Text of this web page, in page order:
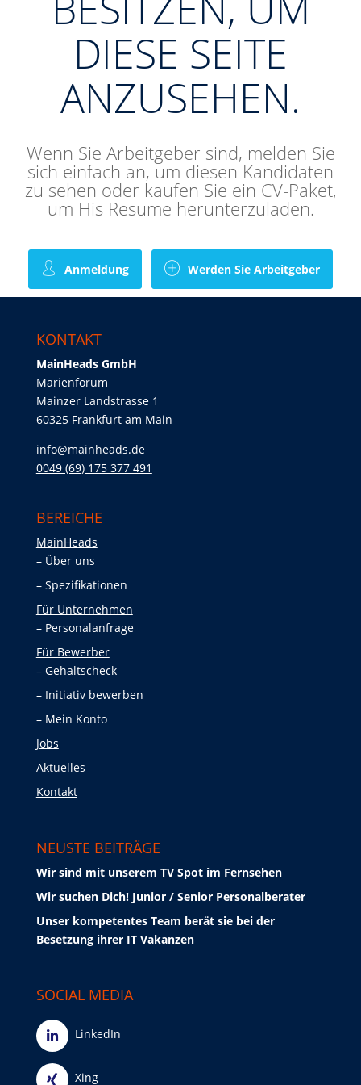
DIESE SEITE
ANZUSEHEN.
Wenn Sie Arbeitgeber sind, melden Sie
sich einfach an, um diesen Kandidaten
zu sehen oder kaufen Sie ein CV-Paket,
um His Resume herunterzuladen.
Anmeldung Werden Sie Arbeitgeber
KONTAKT
MainHeads GmbH
Marienforum
Mainzer Landstrasse 1
60325 Frankfurt am Main
info@mainheads.de
0049 (69) 175 377 491
BEREICHE
MainHeads
Über uns
Spezifikationen
Für Unternehmen
Personalanfrage
Für Bewerber
Gehaltscheck
Initiativ bewerben
Mein Konto
Jobs
Aktuelles
Kontakt
NEUSTE BEITRÄGE
Wir sind mit unserem TV Spot im Fernsehen
Wir suchen Dich! Junior / Senior Personalberater
Unser kompetentes Team berät sie bei der
Besetzung ihrer IT Vakanzen
SOCIAL MEDIA
LinkedIn
Xing